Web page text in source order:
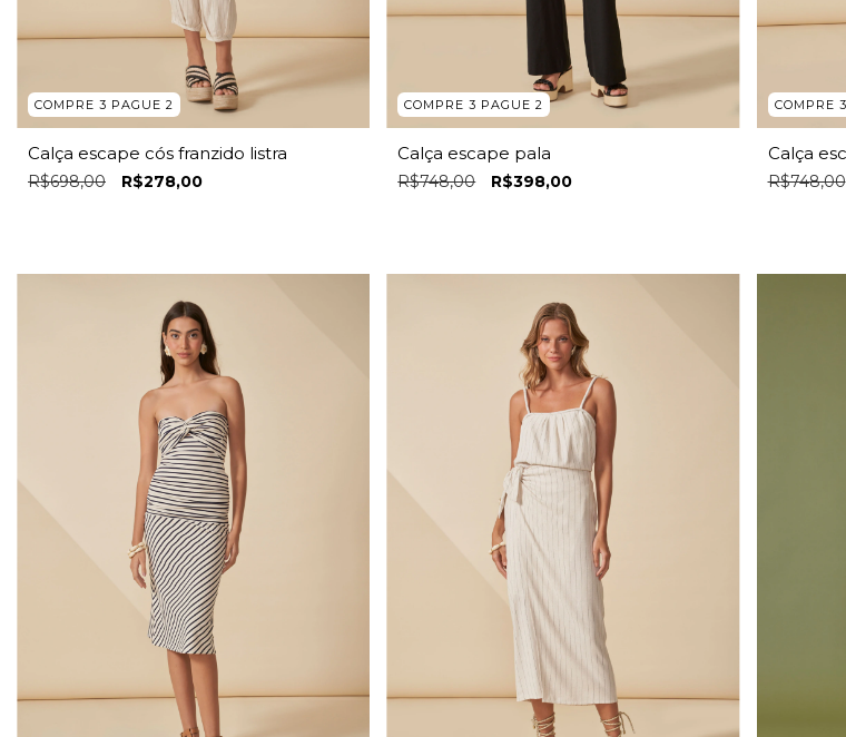
COMPRE 3 PAGUE 2
Calça escape cós franzido listra
R$698,00 R$278,00
COMPRE 3 PAGUE 2
Calça escape pala
R$748,00 R$398,00
COMPRE
Calça
R$748,00